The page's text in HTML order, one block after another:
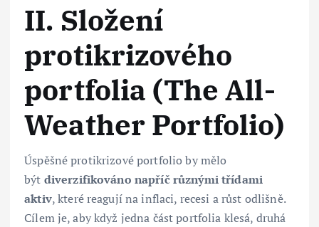
II. Složení
protikrizového
portfolia (The All-
Weather Portfolio)
Úspěšné protikrizové portfolio by mělo
být diverzifikováno napříč různými třídami
aktiv, které reagují na inflaci, recesi a růst odlišně.
Cílem je, aby když jedna část portfolia klesá, druhá